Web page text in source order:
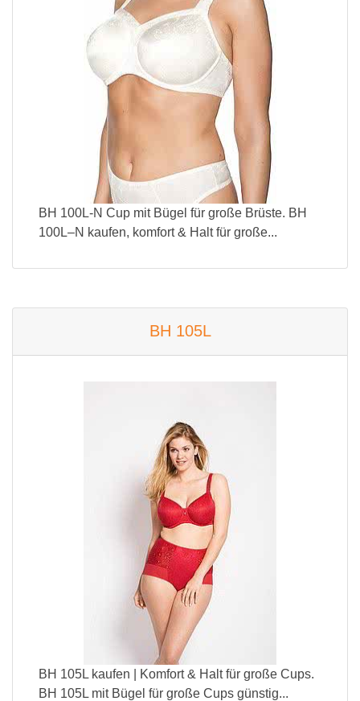
BH 100L-N Cup mit Bügel für große Brüste. BH
100L–N kaufen, komfort & Halt für große...
BH 105L
BH 105L kaufen | Komfort & Halt für große Cups.
BH 105L mit Bügel für große Cups günstig...